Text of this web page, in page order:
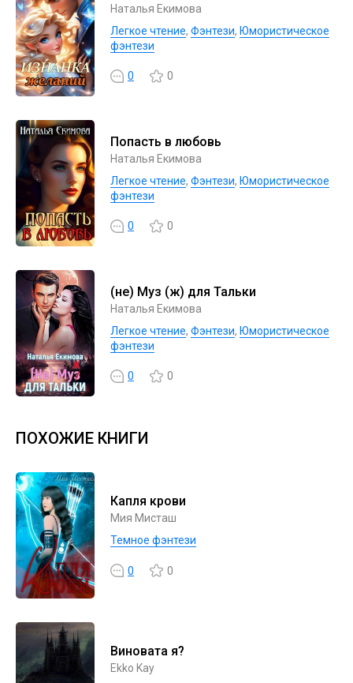
Наталья Екимова
Легкое чтение, Фэнтези, Юмористическое
фэнтези
0 0
Попасть в любовь
Наталья Екимова
Легкое чтение, Фэнтези, Юмористическое
фэнтези
0 0
(не) Муз (ж) для Тальки
Наталья Екимова
Легкое чтение, Фэнтези, Юмористическое
фэнтези
0 0
ПОХОЖИЕ КНИГИ
Капля крови
Мия Мисташ
Темное фэнтези
0 0
Виновата я?
Ekko Kay